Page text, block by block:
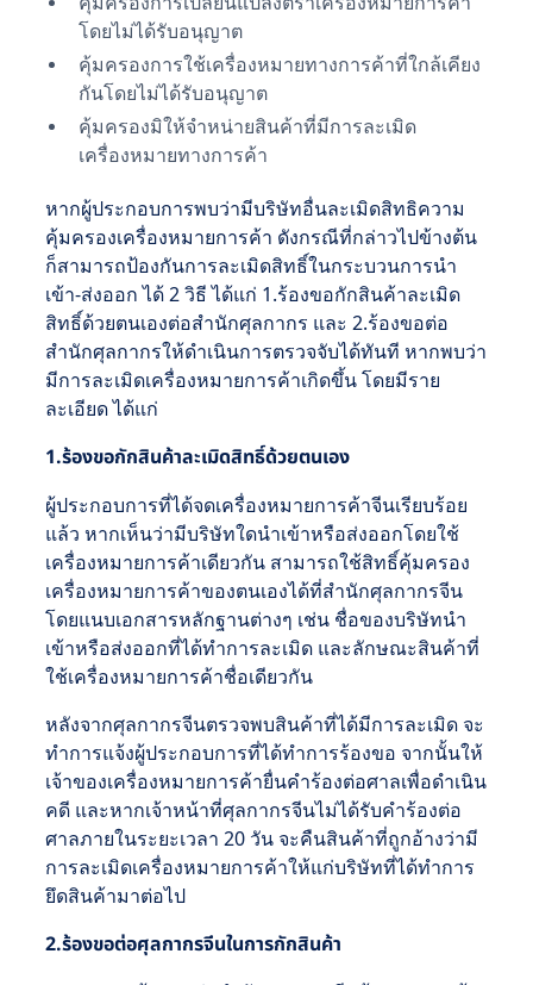
โดยไม่ได้รับอนุญาต
คุ้มครองการใช้เครื่องหมายทางการค้าที่ใกล้เคียง
กันโดยไม่ได้รับอนุญาต
คุ้มครองมิให้จำหน่ายสินค้าที่มีการละเมิด
เครื่องหมายทางการค้า
หากผู้ประกอบการพบว่ามีบริษัทอื่นละเมิดสิทธิความ
คุ้มครองเครื่องหมายการค้า ดังกรณีที่กล่าวไปข้างต้น
ก็สามารถป้องกันการละเมิดสิทธิ์ในกระบวนการนำ
เข้า-ส่งออก ได้ 2 วิธี ได้แก่ 1.ร้องขอกักสินค้าละเมิด
สิทธิ์ด้วยตนเองต่อสำนักศุลกากร และ 2.ร้องขอต่อ
สำนักศุลกากรให้ดำเนินการตรวจจับได้ทันที หากพบว่า
มีการละเมิดเครื่องหมายการค้าเกิดขึ้น โดยมีราย
ละเอียด ได้แก่
1.ร้องขอกักสินค้าละเมิดสิทธิ์ด้วยตนเอง
ผู้ประกอบการที่ได้จดเครื่องหมายการค้าจีนเรียบร้อย
แล้ว หากเห็นว่ามีบริษัทใดนำเข้าหรือส่งออกโดยใช้
เครื่องหมายการค้าเดียวกัน สามารถใช้สิทธิ์คุ้มครอง
เครื่องหมายการค้าของตนเองได้ที่สำนักศุลกากรจีน
โดยแนบเอกสารหลักฐานต่างๆ เช่น ชื่อของบริษัทนำ
เข้าหรือส่งออกที่ได้ทำการละเมิด และลักษณะสินค้าที่
ใช้เครื่องหมายการค้าชื่อเดียวกัน
หลังจากศุลกากรจีนตรวจพบสินค้าที่ได้มีการละเมิด จะ
ทำการแจ้งผู้ประกอบการที่ได้ทำการร้องขอ จากนั้นให้
เจ้าของเครื่องหมายการค้ายื่นคำร้องต่อศาลเพื่อดำเนิน
คดี และหากเจ้าหน้าที่ศุลกากรจีนไม่ได้รับคำร้องต่อ
ศาลภายในระยะเวลา 20 วัน จะคืนสินค้าที่ถูกอ้างว่ามี
การละเมิดเครื่องหมายการค้าให้แก่บริษัทที่ได้ทำการ
ยึดสินค้ามาต่อไป
2.ร้องขอต่อศุลกากรจีนในการกักสินค้า